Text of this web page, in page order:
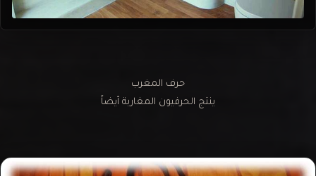
حرف المغرب
ينتج الحرفيون المغاربة أيضاً